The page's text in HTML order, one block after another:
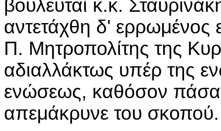
βουλευταί κ.κ.
αντετάχθη δ' ερρωμένος
Π. Μητροπολίτης της
αδιαλλάκτως υπέρ της
ενώσεως, καθόσον πάσα
απεμάκρυνε του σκοπού.